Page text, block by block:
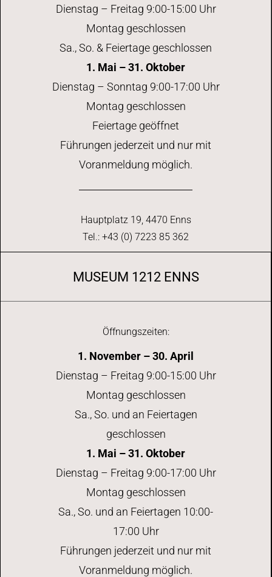
Dienstag – Freitag 9:00-15:00 Uhr
Montag geschlossen
Sa., So. & Feiertage geschlossen
1. Mai – 31. Oktober
Dienstag – Sonntag 9:00-17:00 Uhr
Montag geschlossen
Feiertage geöffnet
Führungen jederzeit und nur mit
Voranmeldung möglich.
Hauptplatz 19, 4470 Enns
Tel.: +43 (0) 7223 85 362
MUSEUM 1212 ENNS
Öffnungszeiten:
1. November – 30. April
Dienstag – Freitag 9:00-15:00 Uhr
Montag geschlossen
Sa., So. und an Feiertagen
geschlossen
1. Mai – 31. Oktober
Dienstag – Freitag 9:00-17:00 Uhr
Montag geschlossen
Sa., So. und an Feiertagen 10:00-
17:00 Uhr
Führungen jederzeit und nur mit
Voranmeldung möglich.